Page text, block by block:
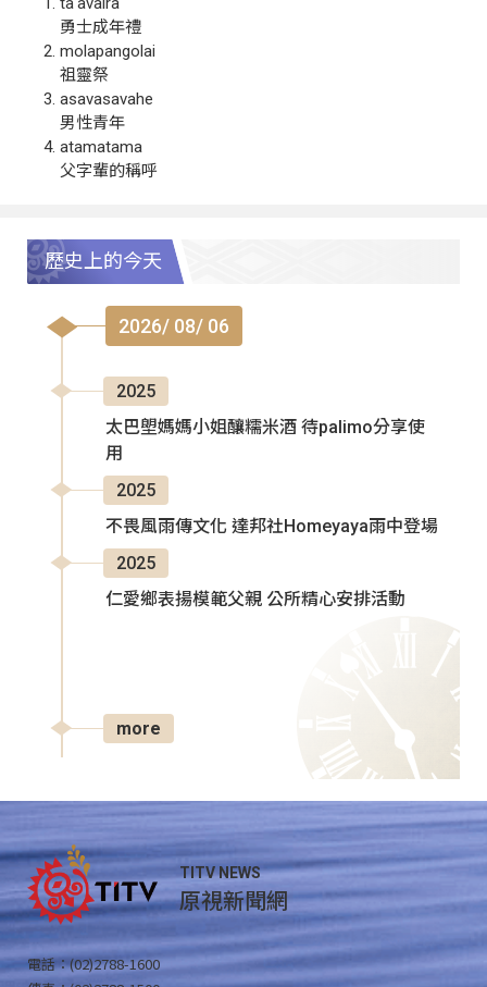
勇士成年禮
molapangolai
祖靈祭
asavasavahe
男性青年
atamatama
父字輩的稱呼
歷史上的今天
2026/ 08/ 06
2025
太巴塱媽媽小姐釀糯米酒 待palimo分享使
用
2025
不畏風雨傳文化 達邦社Homeyaya雨中登場
2025
仁愛鄉表揚模範父親 公所精心安排活動
more
TITV NEWS
原視新聞網
電話：(02)2788-1600